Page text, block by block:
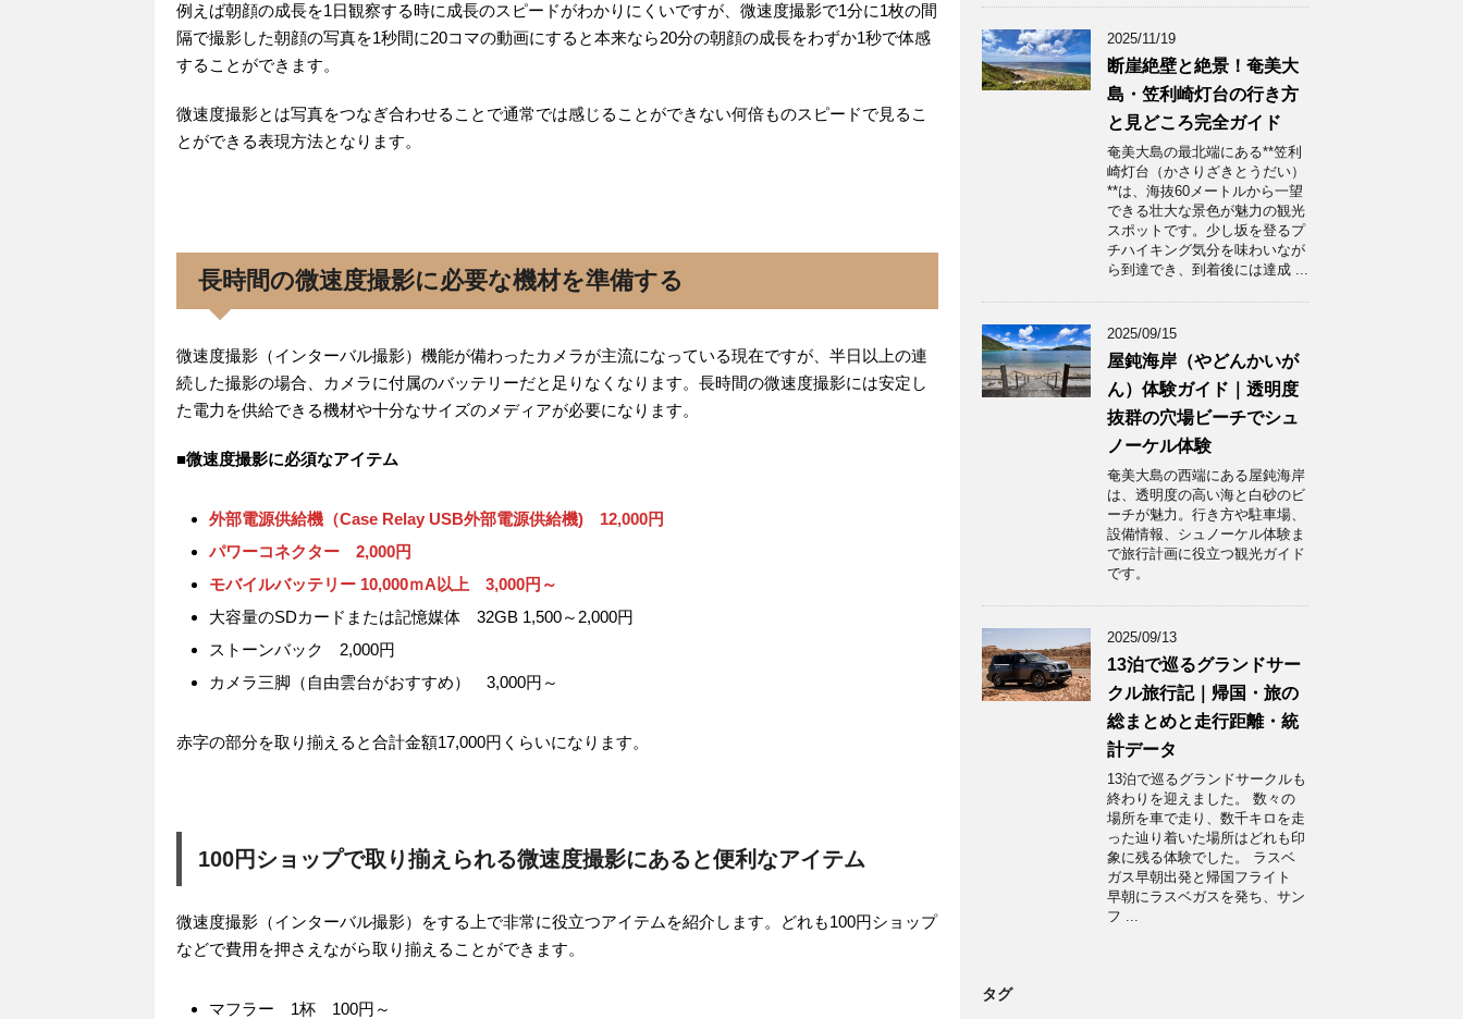
例えば朝顔の成長を1日観察する時に成長のスピードがわかりにくいですが、微速度撮影で1分に1枚の間
隔で撮影した朝顔の写真を1秒間に20コマの動画にすると本来なら20分の朝顔の成長をわずか1秒で体感
することができます。
微速度撮影とは写真をつなぎ合わせることで通常では感じることができない何倍ものスピードで見るこ
とができる表現方法となります。
長時間の微速度撮影に必要な機材を準備する
微速度撮影（インターバル撮影）機能が備わったカメラが主流になっている現在ですが、半日以上の連
続した撮影の場合、カメラに付属のバッテリーだと足りなくなります。長時間の微速度撮影には安定し
た電力を供給できる機材や十分なサイズのメディアが必要になります。
■微速度撮影に必須なアイテム
外部電源供給機（Case Relay USB外部電源供給機) 12,000円
パワーコネクター 2,000円
モバイルバッテリー 10,000ｍA以上 3,000円～
大容量のSDカードまたは記憶媒体 32GB 1,500～2,000円
ストーンバック 2,000円
カメラ三脚（自由雲台がおすすめ） 3,000円～
赤字の部分を取り揃えると合計金額17,000円くらいになります。
100円ショップで取り揃えられる微速度撮影にあると便利なアイテム
微速度撮影（インターバル撮影）をする上で非常に役立つアイテムを紹介します。どれも100円ショップ
などで費用を押さえながら取り揃えることができます。
マフラー 1杯 100円～
2025/11/19
断崖絶壁と絶景！奄美大
島・笠利崎灯台の行き方
と見どころ完全ガイド
奄美大島の最北端にある**笠利
崎灯台（かさりざきとうだい）
**は、海抜60メートルから一望
できる壮大な景色が魅力の観光
スポットです。少し坂を登るプ
チハイキング気分を味わいなが
ら到達でき、到着後には達成 ...
2025/09/15
屋鈍海岸（やどんかいが
ん）体験ガイド｜透明度
抜群の穴場ビーチでシュ
ノーケル体験
奄美大島の西端にある屋鈍海岸
は、透明度の高い海と白砂のビ
ーチが魅力。行き方や駐車場、
設備情報、シュノーケル体験ま
で旅行計画に役立つ観光ガイド
です。
2025/09/13
13泊で巡るグランドサー
クル旅行記｜帰国・旅の
総まとめと走行距離・統
計データ
13泊で巡るグランドサークルも
終わりを迎えました。 数々の
場所を車で走り、数千キロを走
った辿り着いた場所はどれも印
象に残る体験でした。 ラスベ
ガス早朝出発と帰国フライト
早朝にラスベガスを発ち、サン
フ ...
タグ